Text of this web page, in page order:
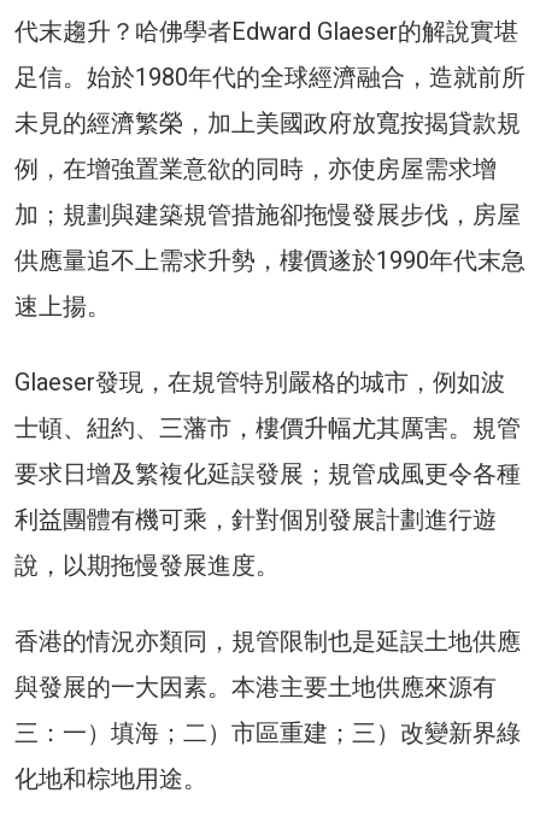
代末趨升？哈佛學者Edward Glaeser的解說實堪
足信。始於1980年代的全球經濟融合，造就前所
未見的經濟繁榮，加上美國政府放寬按揭貸款規
例，在增強置業意欲的同時，亦使房屋需求增
加；規劃與建築規管措施卻拖慢發展步伐，房屋
供應量追不上需求升勢，樓價遂於1990年代末急
速上揚。
Glaeser發現，在規管特別嚴格的城市，例如波
士頓、紐約、三藩市，樓價升幅尤其厲害。規管
要求日增及繁複化延誤發展；規管成風更令各種
利益團體有機可乘，針對個別發展計劃進行遊
說，以期拖慢發展進度。
香港的情況亦類同，規管限制也是延誤土地供應
與發展的一大因素。本港主要土地供應來源有
三：一）填海；二）市區重建；三）改變新界綠
化地和棕地用途。